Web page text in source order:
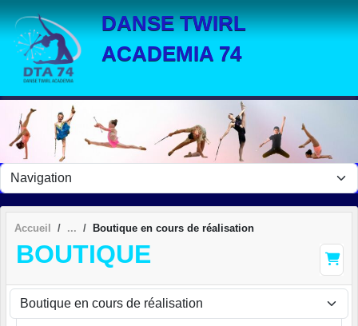
DANSE TWIRL
ACADEMIA 74
Accueil Boutique en cours de réalisation
BOUTIQUE